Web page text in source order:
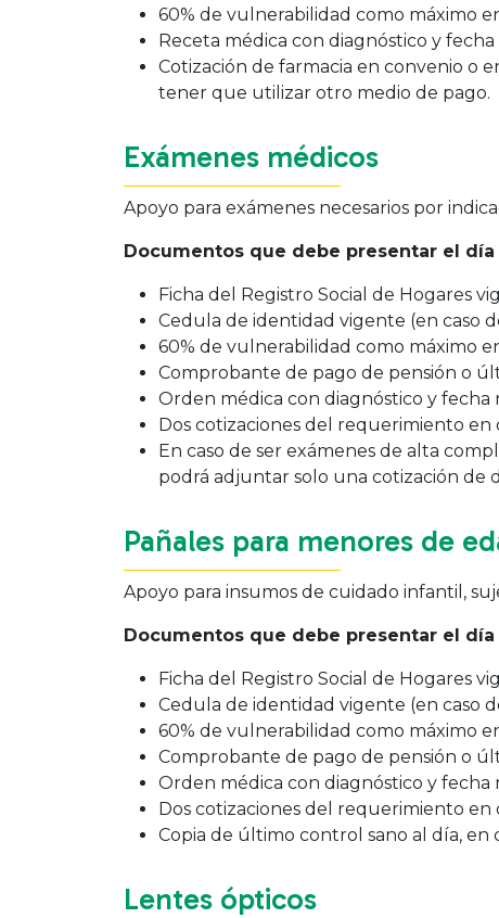
60% de vulnerabilidad como máximo
Receta médica con diagnóstico y
Cotización de farmacia en convenio o
tener que utilizar otro medio de pago.
Exámenes médicos
Apoyo para exámenes necesarios por
Documentos que debe presentar el
Ficha del Registro Social de Hogares
Cedula de identidad vigente (en caso
60% de vulnerabilidad como máximo
Comprobante de pago de pensión o
Orden médica con diagnóstico y fecha
Dos cotizaciones del requerimiento
En caso de ser exámenes de alta
podrá adjuntar solo una cotización de
Pañales para menores de
Apoyo para insumos de cuidado infantil,
Documentos que debe presentar el
Ficha del Registro Social de Hogares
Cedula de identidad vigente (en caso
60% de vulnerabilidad como máximo
Comprobante de pago de pensión o
Orden médica con diagnóstico y fecha
Dos cotizaciones del requerimiento
Copia de último control sano al día, en
Lentes ópticos